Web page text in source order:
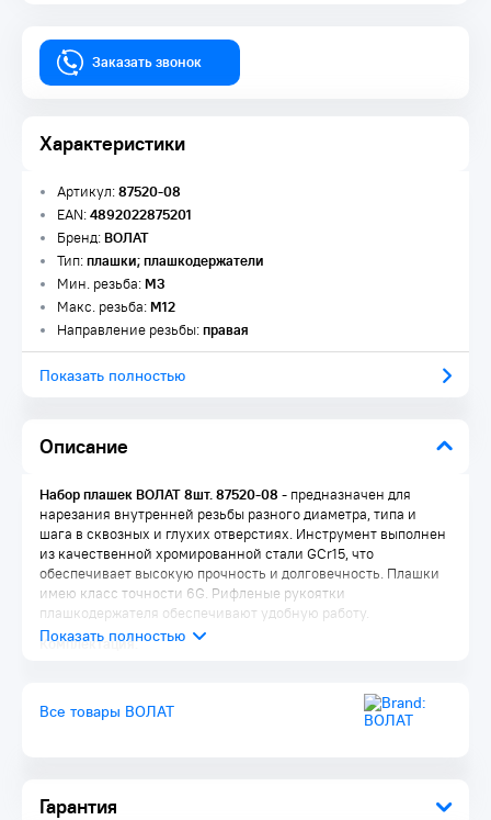
Заказать звонок
Характеристики
Описание
Гарантия
Артикул:87520-08
EAN:4892022875201
Бренд:ВОЛАТ
Тип:плашки; плашкодержатели
Мин. резьба:M3
Макс. резьба:M12
Направление резьбы:правая
Показать полностью
Набор плашек ВОЛАТ 8шт. 87520-08 - предназначен для
нарезания внутренней резьбы разного диаметра, типа и
шага в сквозных и глухих отверстиях. Инструмент выполнен
из качественной хромированной стали GCr15, что
обеспечивает высокую прочность и долговечность. Плашки
имею класс точности 6G. Рифленые рукоятки
плашкодержателя обеспечивают удобную работу.
Комплектация:
Плашкодержатель 1 шт.
Все товары ВОЛАТ